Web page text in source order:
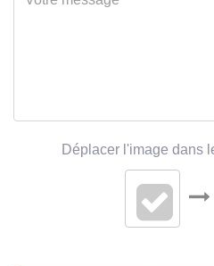
Déplacer l'image dans